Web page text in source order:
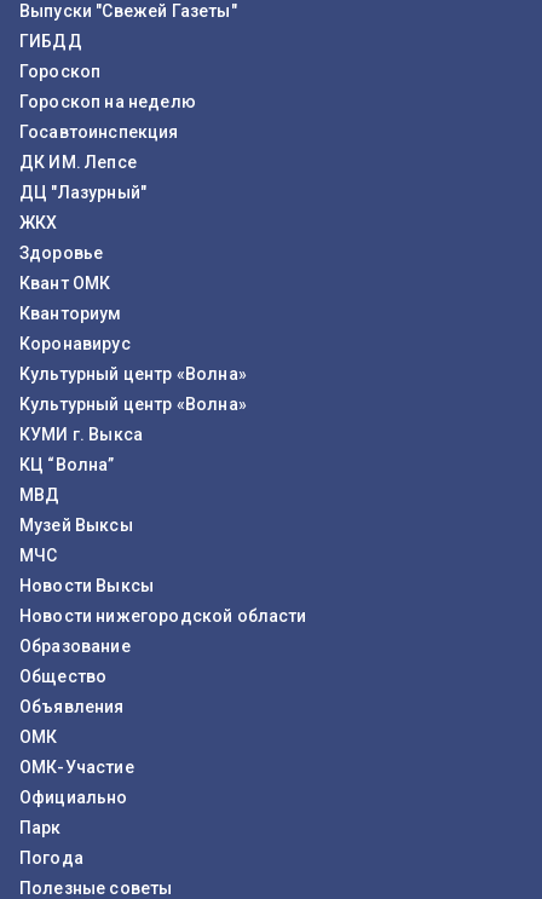
Выпуски "Свежей Газеты"
ГИБДД
Гороскоп
Гороскоп на неделю
Госавтоинспекция
ДК ИМ. Лепсе
ДЦ "Лазурный"
ЖКХ
Здоровье
Квант ОМК
Кванториум
Коронавирус
Культурный центр «Волна»
Культурный центр «Волна»
КУМИ г. Выкса
КЦ “Волна”
МВД
Музей Выксы
МЧС
Новости Выксы
Новости нижегородской области
Образование
Общество
Объявления
ОМК
ОМК-Участие
Официально
Парк
Погода
Полезные советы